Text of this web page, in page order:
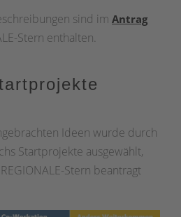
sind im Antrag
Stern enthalten.
Ideen wurde durch
Startprojekte ausgewählt,
Stern beantragt